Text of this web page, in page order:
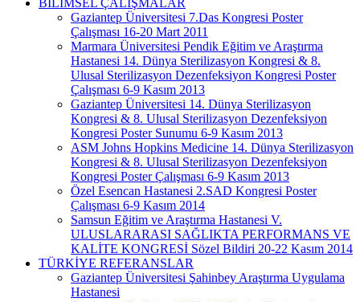
BİLİMSEL ÇALIŞMALAR
Gaziantep Üniversitesi 7.Das Kongresi Poster
Çalışması 16-20 Mart 2011
Marmara Üniversitesi Pendik Eğitim ve Araştırma
Hastanesi 14. Dünya Sterilizasyon Kongresi & 8.
Ulusal Sterilizasyon Dezenfeksiyon Kongresi Poster
Çalışması 6-9 Kasım 2013
Gaziantep Üniversitesi 14. Dünya Sterilizasyon
Kongresi & 8. Ulusal Sterilizasyon Dezenfeksiyon
Kongresi Poster Sunumu 6-9 Kasım 2013
ASM Johns Hopkins Medicine 14. Dünya Sterilizasyon
Kongresi & 8. Ulusal Sterilizasyon Dezenfeksiyon
Kongresi Poster Çalışması 6-9 Kasım 2013
Özel Esencan Hastanesi 2.SAD Kongresi Poster
Çalışması 6-9 Kasım 2014
Samsun Eğitim ve Araştırma Hastanesi V.
ULUSLARARASI SAĞLIKTA PERFORMANS VE
KALİTE KONGRESİ Sözel Bildiri 20-22 Kasım 2014
TÜRKİYE REFERANSLAR
Gaziantep Üniversitesi Şahinbey Araştırma Uygulama
Hastanesi